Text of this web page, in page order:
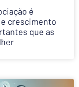
é
crescimento
que as